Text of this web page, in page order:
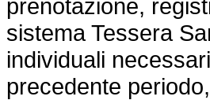
prenotazione,
sistema Tessera
individuali
precedente